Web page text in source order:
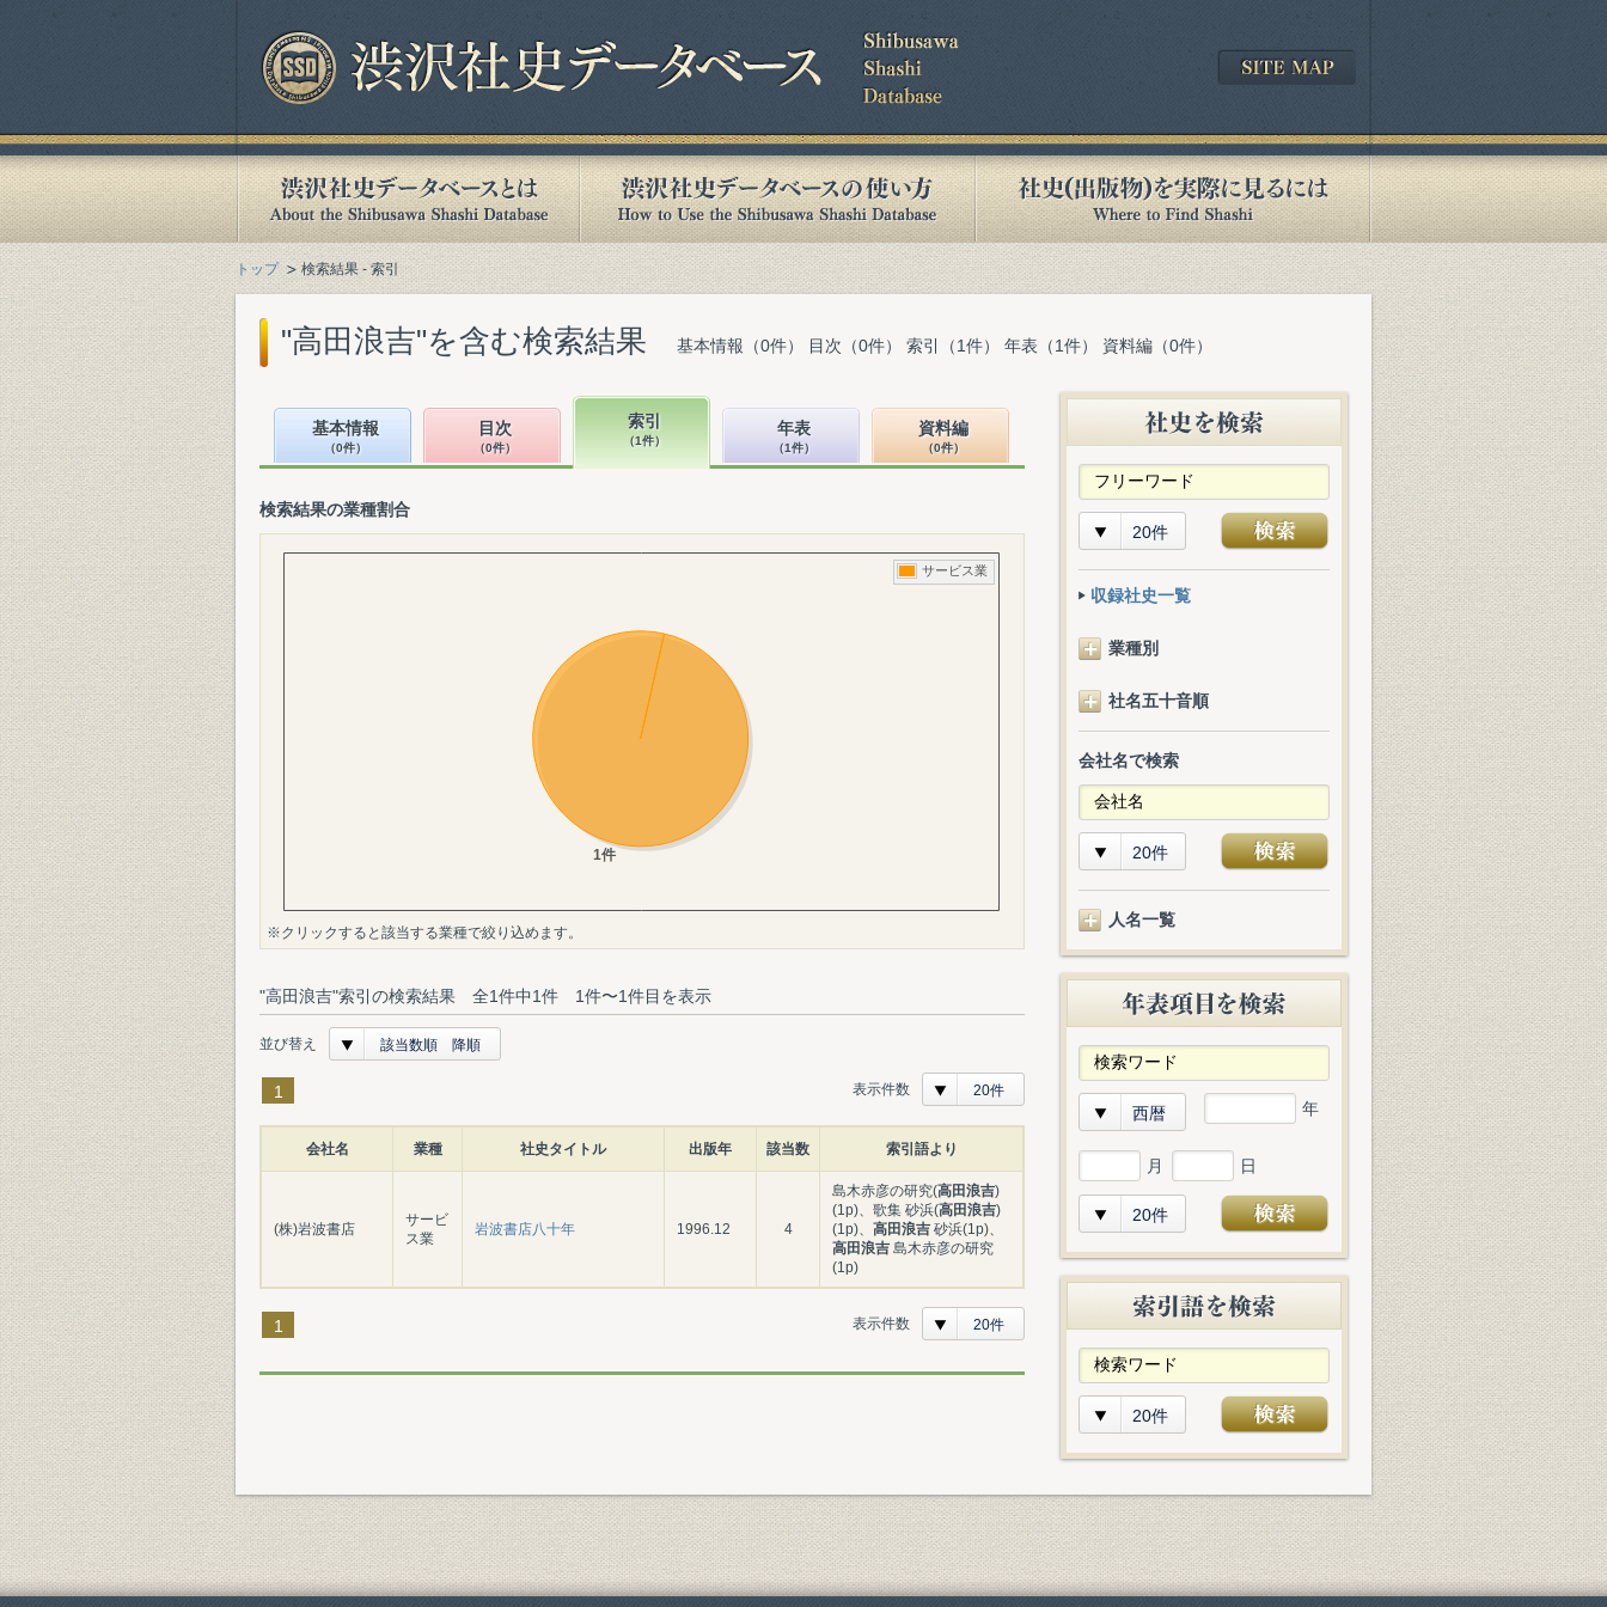
トップ 検索結果 - 索引
"高田浪吉"を含む検索結果 基本情報（0件） 目次（0件） 索引（1件） 年表（1件） 資料編（0件）
基本情報
（0件）
目次
（0件）
索引
（1件）
年表
（1件）
資料編
（0件）
検索結果の業種割合
※クリックすると該当する業種で絞り込めます。
"高田浪吉"索引の検索結果 全1件中1件 1件〜1件目を表示
並び替え 該当数順 降順
1 表示件数 20件
会社名 業種 社史タイトル 出版年 該当数 索引語より
(株)岩波書店
サービ
ス業
岩波書店八十年 1996.12 4
島木赤彦の研究(高田浪吉)
(1p)、歌集 砂浜(高田浪吉)
(1p)、 高田浪吉 砂浜(1p)、
高田浪吉 島木赤彦の研究
(1p)
1 表示件数 20件
20件
収録社史一覧
業種別
社名五十音順
会社名で検索
20件
人名一覧
西暦 年
月 日
20件
20件